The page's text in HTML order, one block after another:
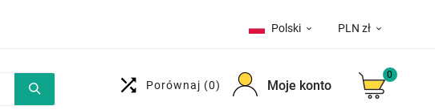
Polski  PLN zł 
 Porównaj (0) Moje konto
0